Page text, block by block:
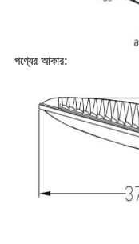
পণ্যের আকার: